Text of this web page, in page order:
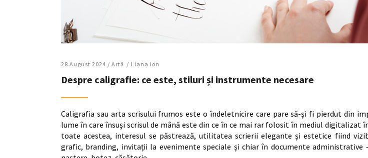
28 August 2024 / Artǎ Liana Ion
Despre caligrafie: ce este, stiluri și instrumente necesare
Caligrafia sau arta scrisului frumos este o îndeletnicire care pare să-și fi pierdut din
lume în care însuși scrisul de mână este din ce în ce mai rar folosit în mediul digitalizat
toate acestea, interesul se păstrează, utilitatea scrierii elegante și estetice fiind
grafic, branding, invitații la evenimente speciale și chiar în documente administrative